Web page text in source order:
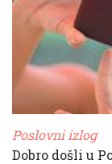
Poslovni izlog
Dobro došli u